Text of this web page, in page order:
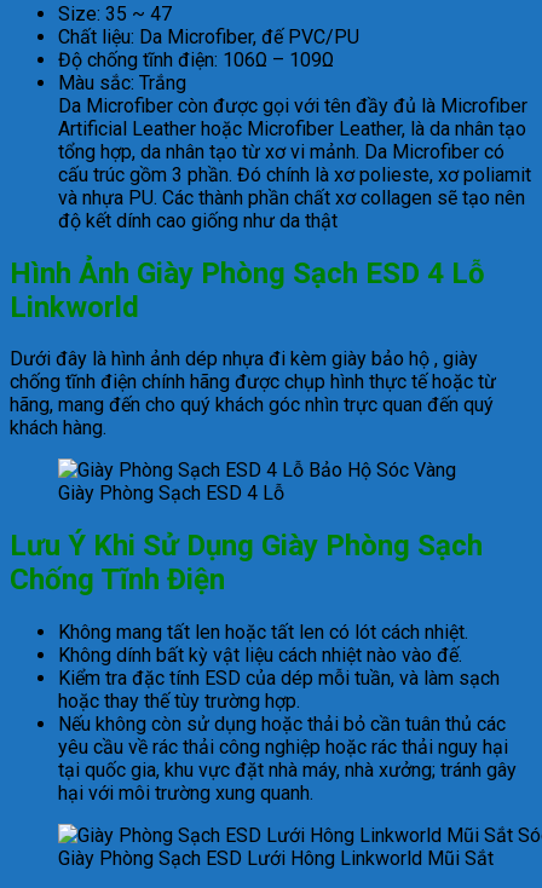
Size: 35 ~ 47
Chất liệu: Da Microfiber, đế PVC/PU
Độ chống tĩnh điện: 106Ω – 109Ω
Màu sắc: Trắng
Da Microfiber còn được gọi với tên đầy đủ là Microfiber
Artificial Leather hoặc Microfiber Leather, là da nhân tạo
tổng hợp, da nhân tạo từ xơ vi mảnh. Da Microfiber có
cấu trúc gồm 3 phần. Đó chính là xơ polieste, xơ poliamit
và nhựa PU. Các thành phần chất xơ collagen sẽ tạo nên
độ kết dính cao giống như da thật
Hình Ảnh Giày Phòng Sạch ESD 4 Lỗ
Linkworld
Dưới đây là hình ảnh dép nhựa đi kèm giày bảo hộ , giày
chống tĩnh điện chính hãng được chụp hình thực tế hoặc từ
hãng, mang đến cho quý khách góc nhìn trực quan đến quý
khách hàng.
Giày Phòng Sạch ESD 4 Lỗ
Lưu Ý Khi Sử Dụng Giày Phòng Sạch
Chống Tĩnh Điện
Không mang tất len ​​hoặc tất len ​​có lót cách nhiệt.
Không dính bất kỳ vật liệu cách nhiệt nào vào đế.
Kiểm tra đặc tính ESD của dép mỗi tuần, và làm sạch
hoặc thay thế tùy trường hợp.
Nếu không còn sử dụng hoặc thải bỏ cần tuân thủ các
yêu cầu về rác thải công nghiệp hoặc rác thải nguy hại
tại quốc gia, khu vực đặt nhà máy, nhà xưởng; tránh gây
hại với môi trường xung quanh.
Giày Phòng Sạch ESD Lưới Hông Linkworld Mũi Sắt